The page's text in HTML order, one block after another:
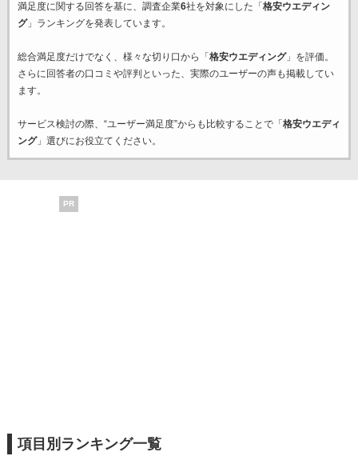
満足度に関する回答を基に、調査企業6社を対象にした「 格安ウエディン
グ」ランキングを発表しています。
総合満足度だけでなく、様々な切り口から「 格安ウエディング」を評価。
さらに回答者の口コミや評判といった、実際のユーザーの声も掲載してい
ます。
サービス検討の際、“ユーザー満足度”からも比較することで「 格安ウエディ
ング」選びにお役立てください。
PR
項目別ランキング一覧